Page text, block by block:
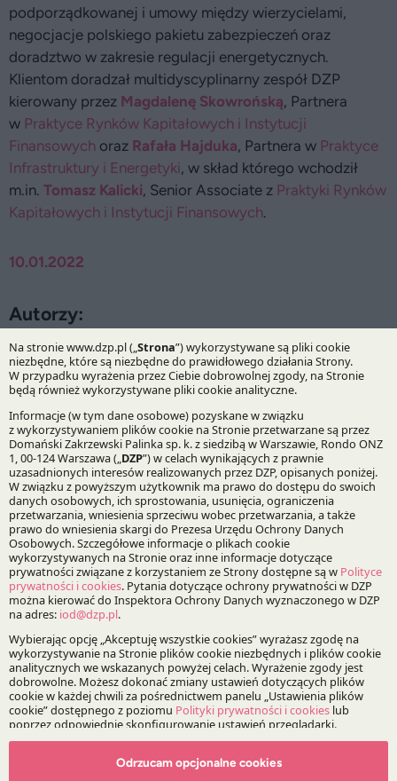
10.01.2022
Autorzy:
Rafał Hajduk
Magdalena Skowrońska
Tomasz Kalicki
Praktyki:
Infrastruktura i Energetyka
Rynki Kapitałowe i Instytucje Finansowe
Specjalizacje:
Energetyka i surowce energetyczne
Kredytowanie i finansowania lewarowane
Projekty:
podporządkowanej i umowy między wierzycielami,
negocjacje polskiego pakietu zabezpieczeń oraz
doradztwo w zakresie regulacji energetycznych.
Klientom doradzał multidyscyplinarny zespół DZP
kierowany przez Magdalenę Skowrońską, Partnera
w Praktyce Rynków Kapitałowych i Instytucji
Finansowych oraz Rafała Hajduka, Partnera w Praktyce
Infrastruktury i Energetyki, w skład którego wchodził
m.in. Tomasz Kalicki, Senior Associate z Praktyki Rynków
Kapitałowych i Instytucji Finansowych.
Odrzucam opcjonalne cookies